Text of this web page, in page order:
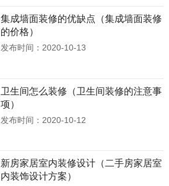
集成墙面装修的优缺点（集成墙面装修
的价格）
发布时间：2020-10-13
卫生间怎么装修（卫生间装修的注意事
项）
发布时间：2020-10-12
新房家居室内装修设计（二手房家居室
内装饰设计方案）